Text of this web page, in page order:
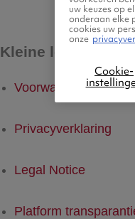
Kleine lettertjes
Voorwaarden
Privacyverklaring
Legal Notice
Platform
uw keuzes op
onderaan elke
cookies uw
onze
Cookie-